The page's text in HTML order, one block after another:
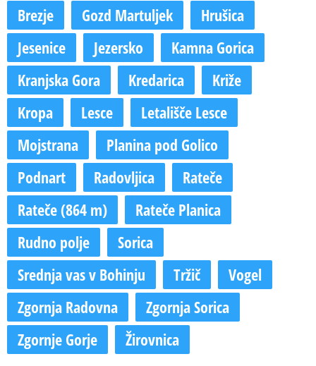
Brezje
Gozd Martuljek
Hrušica
Jesenice
Jezersko
Kamna Gorica
Kranjska Gora
Kredarica
Križe
Kropa
Lesce
Letališče Lesce
Mojstrana
Planina pod Golico
Podnart
Radovljica
Rateče
Rateče (864 m)
Rateče Planica
Rudno polje
Sorica
Srednja vas v Bohinju
Tržič
Vogel
Zgornja Radovna
Zgornja Sorica
Zgornje Gorje
Žirovnica